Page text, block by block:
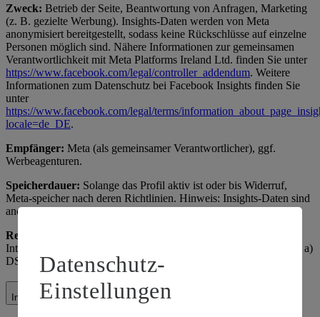
Zweck: Betrieb der Seite, Beantwortung von Anfragen, Marketing
(z. B. gezielte Werbung). Insights-Daten werden von Meta
anonymisiert bereitgestellt, sodass keine Rückschlüsse auf einzelne
Personen möglich sind. Nähere Informationen zur gemeinsamen
Verantwortlichkeit mit Meta Platforms Ireland Ltd. finden Sie unter
https://www.facebook.com/legal/controller_addendum. Weitere
Informationen zum Datenschutz bei Facebook Insights finden Sie
unter
https://www.facebook.com/legal/terms/
locale=de_DE.
Empfänger: Meta (als gemeinsamer Verantwortlicher), ggf.
Werbeagenturen.
Speicherdauer: Solange das Profil aktiv ist oder bis Widerruf,
Meta-speicher nach deren Richtlinien. Hinweis: Insights-Daten sind
anonymisiert.
Rechtsgrundlage:
Interesse an Social-Media-Präsenz); für Werbung Art. 6 Abs. 1 lit. a)
DSGVO (Einwilligung über Facebook-Einstellungen).
Instagram
Datenschutz-
Einstellungen